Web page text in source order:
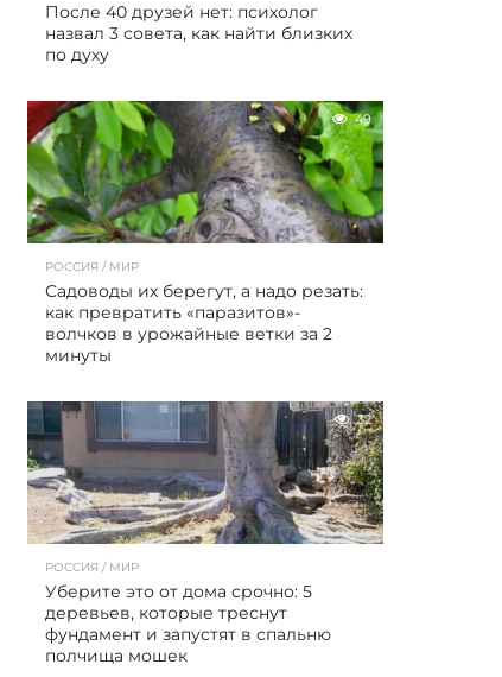
После 40 друзей нет: психолог
назвал 3 совета, как найти близких
по духу
49
РОССИЯ / МИР
Садоводы их берегут, а надо резать:
как превратить «паразитов»-
волчков в урожайные ветки за 2
минуты
32
РОССИЯ / МИР
Уберите это от дома срочно: 5
деревьев, которые треснут
фундамент и запустят в спальню
полчища мошек